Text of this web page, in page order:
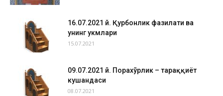
16.07.2021 й. Қурбонлик фазилати ва
унинг ҳукмлари
15.07.2021
09.07.2021 й. Порахўрлик – тараққиёт
кушандаси
08.07.2021